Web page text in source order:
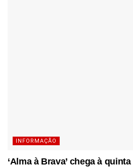
INFORMAÇÃO
‘Alma à Brava’ chega à